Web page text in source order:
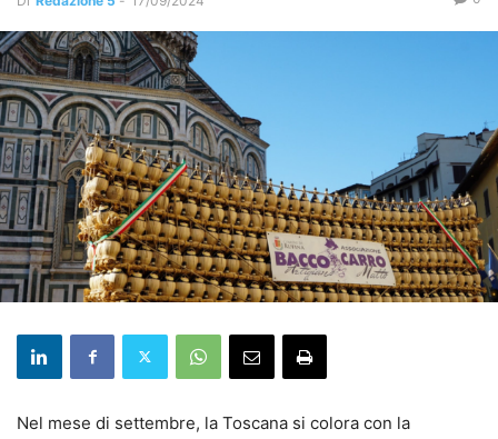
Nel mese di settembre, la Toscana si colora con la